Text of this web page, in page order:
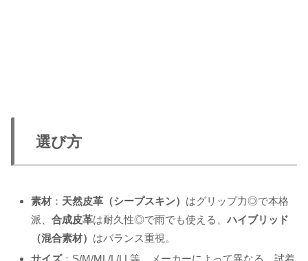
選び方
素材 ： 天然皮革（シープスキン） はグリップ力◎で本格
派、 合成皮革は耐久性◎で雨でも使える、ハイブリッド
（混合素材） はバランス重視。
サイズ：S/M/ML/L/LL等、メーカーによって異なる。試着